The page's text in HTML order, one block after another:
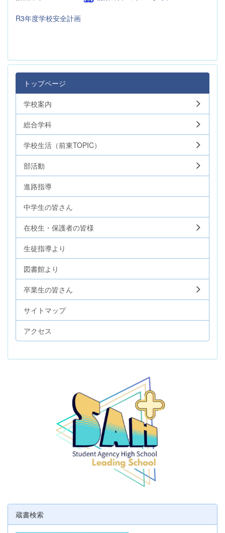
R3年度学校安全計画
トップページ
学校案内
総合学科
学校生活（前東TOPIC）
部活動
進路指導
中学生の皆さん
在校生・保護者の皆様
生徒指導より
図書館より
卒業生の皆さん
サイトマップ
アクセス
蔵書検索